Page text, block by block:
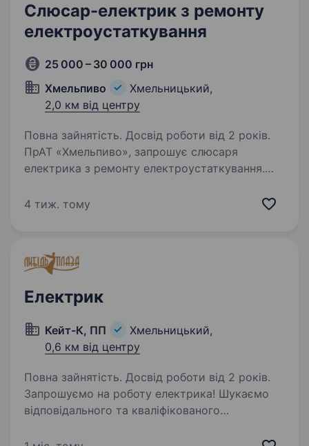
Слюсар-електрик з ремонту
електроустаткування
25 000 – 30 000 грн
Хмельпиво
Хмельницький,
2,0 км від центру
Повна зайнятість. Досвід роботи від 2 років.
ПрАТ «Хмельпиво», запрошує слюсаря
електрика з ремонту електроустаткування.
Забезпечення безперебійної роботи
4 тиж. тому
Електрик
Кейт-К, ПП
Хмельницький,
0,6 км від центру
Повна зайнятість. Досвід роботи від 2 років.
Запрошуємо на роботу електрика! Шукаємо
відповідального та кваліфікованого
кандидата, який прагне професійного